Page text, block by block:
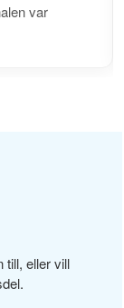
var
till, eller vill